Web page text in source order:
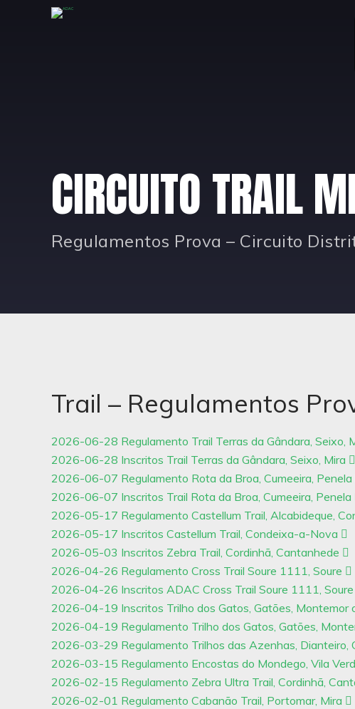
CIRCUITO TRAIL
Regulamentos Prova – Circuito
Trail – Regulamentos
2026-06-28 Regulamento Trail Terras da Gândara, Seixo,
2026-06-28 Inscritos Trail Terras da Gândara, Seixo, Mira
2026-06-07 Regulamento Rota da Broa, Cumeeira, Penela
2026-06-07 Inscritos Trail Rota da Broa, Cumeeira, Penela
2026-05-17 Regulamento Castellum Trail, Alcabideque,
2026-05-17 Inscritos Castellum Trail, Condeixa-a-Nova
2026-05-03 Inscritos Zebra Trail, Cordinhã, Cantanhede
2026-04-26 Regulamento Cross Trail Soure 1111, Soure
2026-04-26 Inscritos ADAC Cross Trail Soure 1111, Soure
2026-04-19 Inscritos Trilho dos Gatos, Gatões, Montemor
2026-04-19 Regulamento Trilho dos Gatos, Gatões,
2026-03-29 Regulamento Trilhos das Azenhas, Dianteiro,
2026-03-15 Regulamento Encostas do Mondego, Vila
2026-02-15 Regulamento Zebra Ultra Trail, Cordinhã,
2026-02-01 Regulamento Cabanão Trail, Portomar, Mira